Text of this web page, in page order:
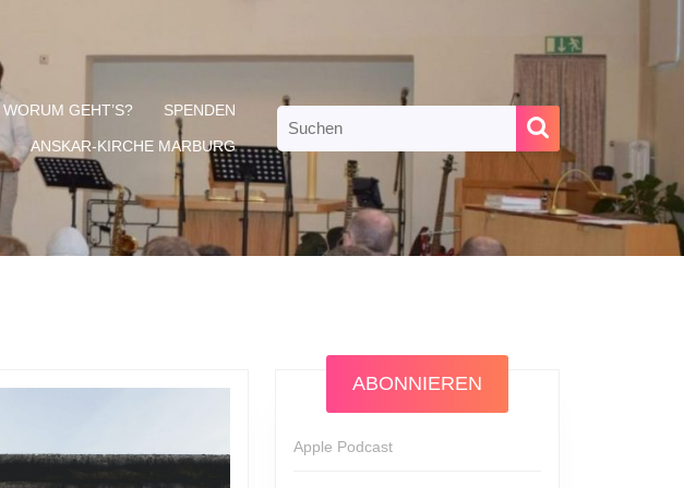
WORUM GEHT’S? SPENDEN
ANSKAR-KIRCHE MARBURG
for:
ABONNIEREN
Apple Podcast